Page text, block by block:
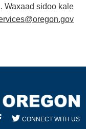
Waxaad sidoo kale
CONNECT WITH US